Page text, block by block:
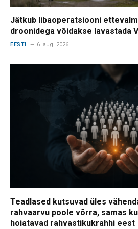
Jätkub libaoperatsiooni
droonidega võidakse lavastada
EESTI 6. aug. 2026
Teadlased kutsuvad üles
rahvaarvu poole võrra, samas
hoiatavad rahvastikukrahhi eest